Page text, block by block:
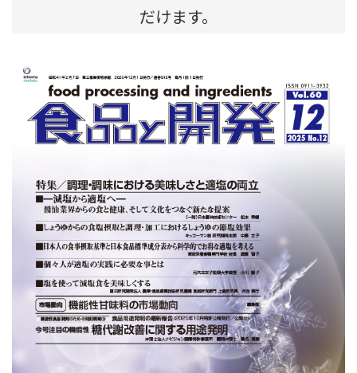
だけます。